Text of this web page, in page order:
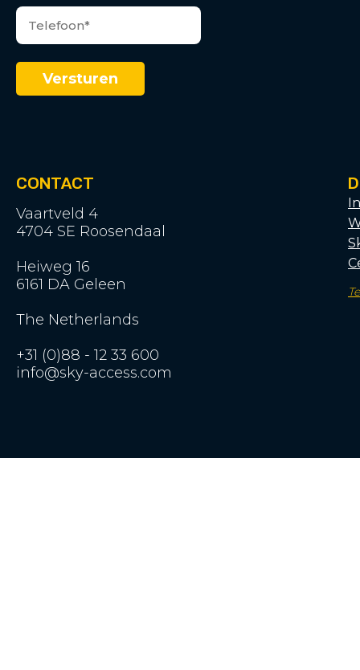
CONTACT
Vaartveld 4
4704 SE Roosendaal
Heiweg 16
6161 DA Geleen
The Netherlands
+31 (0)88 - 12 33 600
info@sky-access.com